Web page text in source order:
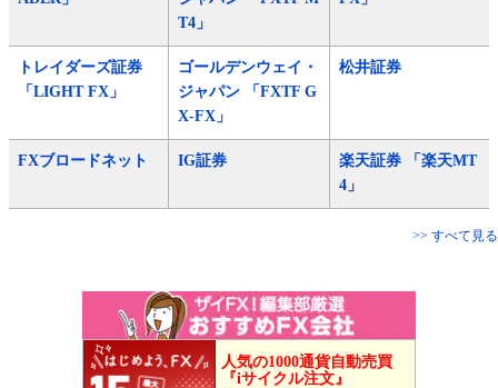
T4」
トレイダーズ証券
「LIGHT FX」
ゴールデンウェイ・
ジャパン 「FXTF G
X-FX」
松井証券
FXブロードネット IG証券
楽天証券 「楽天MT
4」
>> すべて見る
人気の1000通貨自動売買
『iサイクル注文』